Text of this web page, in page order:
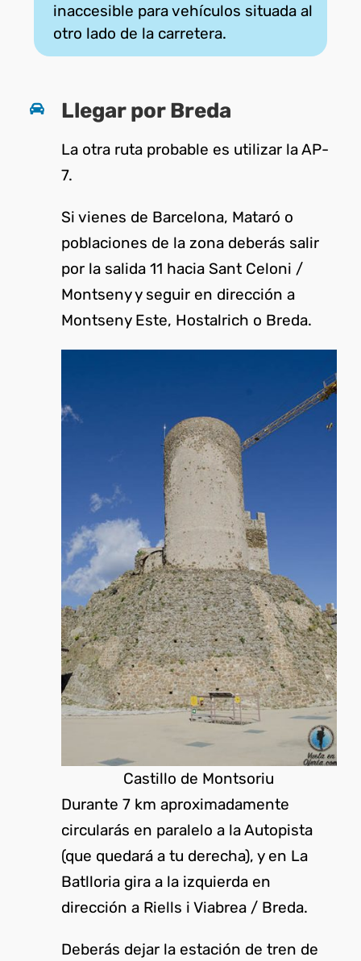
inaccesible para vehículos situada al
otro lado de la carretera.
Llegar por Breda
La otra ruta probable es utilizar la AP-
7.
Si vienes de Barcelona, Mataró o
poblaciones de la zona deberás salir
por la salida 11 hacia Sant Celoni /
Montseny y seguir en dirección a
Montseny Este, Hostalrich o Breda.
Castillo de Montsoriu
Durante 7 km aproximadamente
circularás en paralelo a la Autopista
(que quedará a tu derecha), y en La
Batlloria gira a la izquierda en
dirección a Riells i Viabrea / Breda.
Deberás dejar la estación de tren de